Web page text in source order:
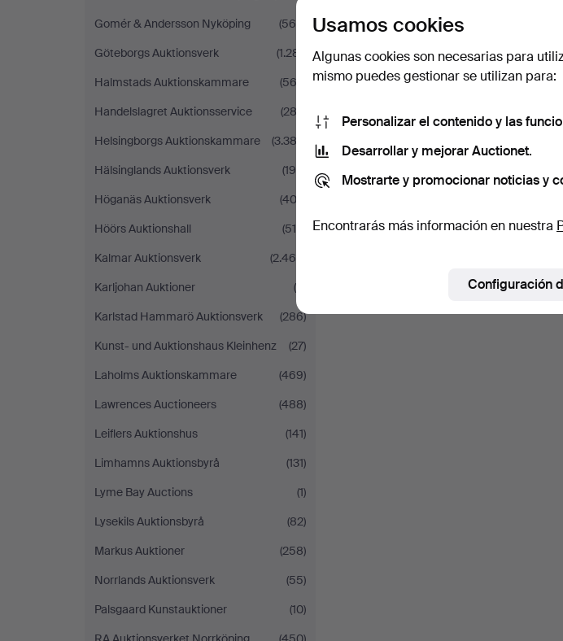
Gomér & Andersson Nyköping
(568)
Göteborgs Auktionsverk
(1.281)
Halmstads Auktionskammare
(562)
Handelslagret Auktionsservice
(282)
Helsingborgs Auktionskammare
(3.382)
Hälsinglands Auktionsverk
(194)
Höganäs Auktionsverk
(403)
Höörs Auktionshall
(510)
Kalmar Auktionsverk
(2.466)
Karljohan Auktioner
(6)
Karlstad Hammarö Auktionsverk
(286)
Kunst- und Auktionshaus Kleinhenz
(27)
Laholms Auktionskammare
(469)
Lawrences Auctioneers
(488)
Leiflers Auktionshus
(141)
Limhamns Auktionsbyrå
(131)
Lyme Bay Auctions
(1)
Lysekils Auktionsbyrå
(82)
Markus Auktioner
(258)
Norrlands Auktionsverk
(55)
Palsgaard Kunstauktioner
(10)
Usamos cookies
Algunas cookies son necesarias para
mismo puedes gestionar se utilizan para:
Personalizar el contenido y las
Desarrollar y mejorar Auctionet.
Mostrarte y promocionar noticias y
Encontrarás más información en nuestra
Configuración